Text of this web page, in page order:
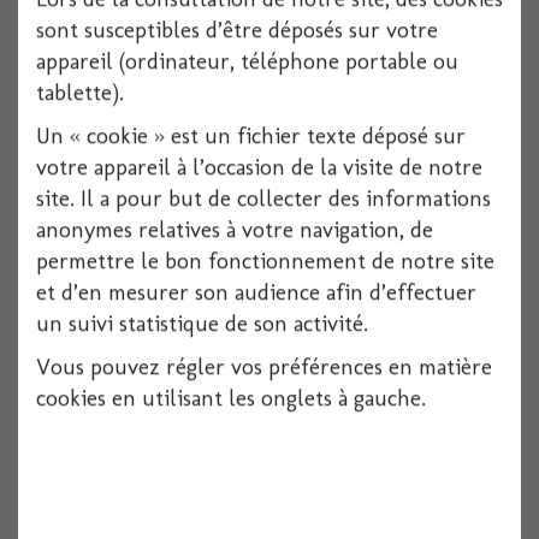
Bougie pat patrouille +chiffre
Voir
sont susceptibles d’être déposés sur votre
appareil (ordinateur, téléphone portable ou
tablette).
Un « cookie » est un fichier texte déposé sur
votre appareil à l’occasion de la visite de notre
site. Il a pour but de collecter des informations
anonymes relatives à votre navigation, de
permettre le bon fonctionnement de notre site
et d’en mesurer son audience afin d’effectuer
un suivi statistique de son activité.
Vous pouvez régler vos préférences en matière
cookies en utilisant les onglets à gauche.